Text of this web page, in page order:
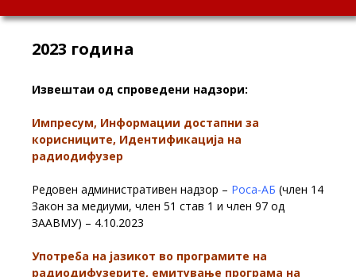
2023 година
Извештаи од спроведени надзори:
Импресум, Информации достапни за
корисниците, Идентификација на
радиодифузер
Редовен административен надзор – Роса-АБ (член 14
Закон за медиуми, член 51 став 1 и член 97 од
ЗААВМУ) – 4.10.2023
Употреба на јазикот во програмите на
радиодифузерите, емитување програма на